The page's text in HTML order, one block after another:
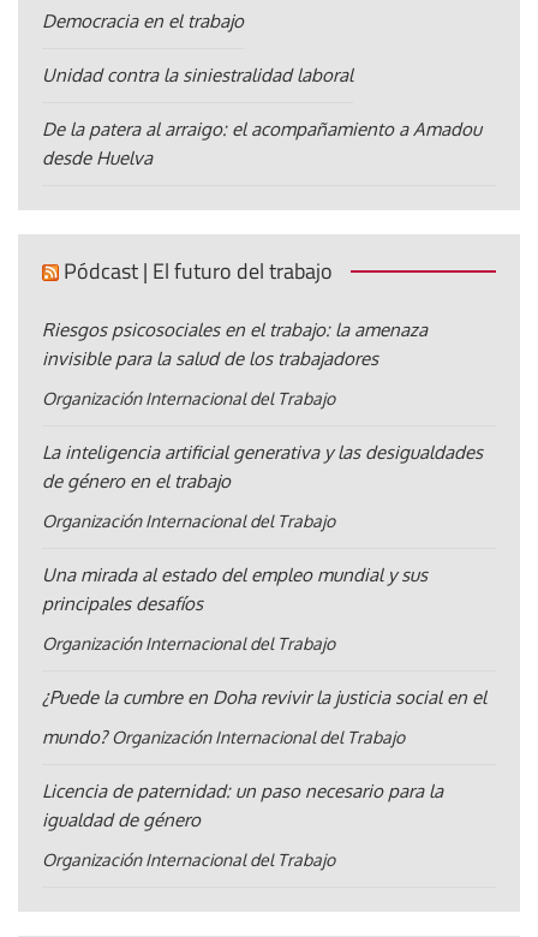
Democracia en el trabajo
Unidad contra la siniestralidad laboral
De la patera al arraigo: el acompañamiento a Amadou
desde Huelva
Pódcast | El futuro del trabajo
Riesgos psicosociales en el trabajo: la amenaza
invisible para la salud de los trabajadores
Organización Internacional del Trabajo
La inteligencia artificial generativa y las desigualdades
de género en el trabajo
Organización Internacional del Trabajo
Una mirada al estado del empleo mundial y sus
principales desafíos
Organización Internacional del Trabajo
¿Puede la cumbre en Doha revivir la justicia social en el
mundo? Organización Internacional del Trabajo
Licencia de paternidad: un paso necesario para la
igualdad de género
Organización Internacional del Trabajo